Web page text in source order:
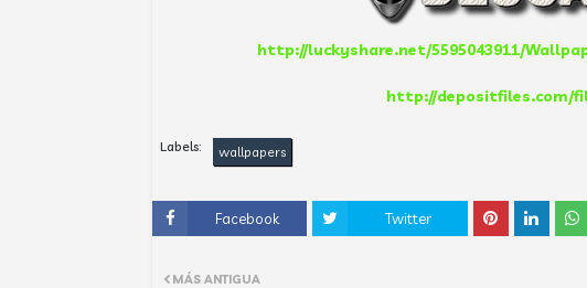
http://luckyshare.net/5595043911/
http://depositfiles.com/
Labels: wallpapers
Facebook Twitter
MÁS ANTIGUA